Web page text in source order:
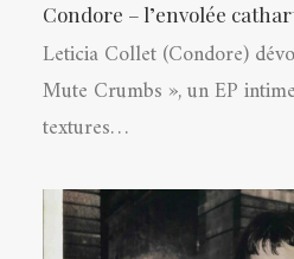
Condore – l’envolée
Leticia Collet (Condore)
Mute Crumbs », un EP
textures…